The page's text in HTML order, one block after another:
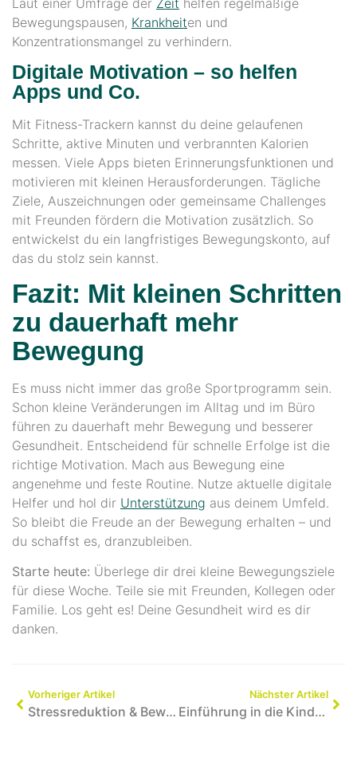
Bewegungspausen, Krankheiten und
Konzentrationsmangel zu verhindern.
Digitale Motivation – so helfen
Apps und Co.
Mit Fitness-Trackern kannst du deine gelaufenen
Schritte, aktive Minuten und verbrannten Kalorien
messen. Viele Apps bieten Erinnerungsfunktionen und
motivieren mit kleinen Herausforderungen. Tägliche
Ziele, Auszeichnungen oder gemeinsame Challenges
mit Freunden fördern die Motivation zusätzlich. So
entwickelst du ein langfristiges Bewegungskonto, auf
das du stolz sein kannst.
Fazit: Mit kleinen Schritten
zu dauerhaft mehr
Bewegung
Es muss nicht immer das große Sportprogramm sein.
Schon kleine Veränderungen im Alltag und im Büro
führen zu dauerhaft mehr Bewegung und besserer
Gesundheit. Entscheidend für schnelle Erfolge ist die
richtige Motivation. Mach aus Bewegung eine
angenehme und feste Routine. Nutze aktuelle digitale
Helfer und hol dir Unterstützung aus deinem Umfeld.
So bleibt die Freude an der Bewegung erhalten – und
du schaffst es, dranzubleiben.
Starte heute: Überlege dir drei kleine Bewegungsziele
für diese Woche. Teile sie mit Freunden, Kollegen oder
Familie. Los geht es! Deine Gesundheit wird es dir
danken.
Vorheriger Artikel
Stressreduktion & Bewegung: Entspannung im Büro & Zuhause
Nächster Artikel
Einführung in die Kinder- & Jugendphysiotherapie